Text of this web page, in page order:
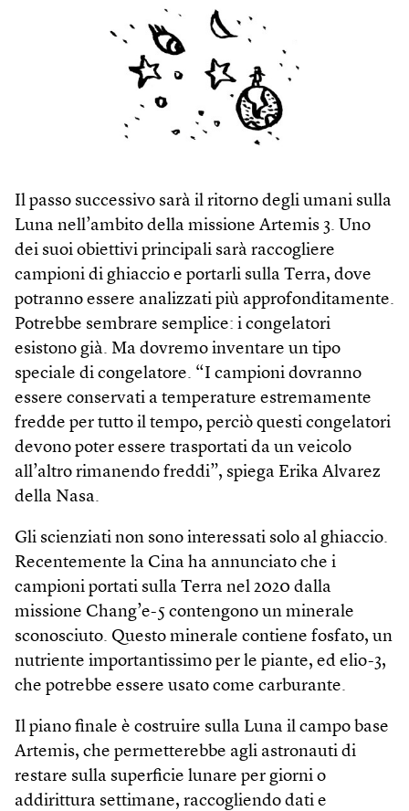
Il passo successivo sarà il ritorno degli umani sulla
Luna nell’ambito della missione Artemis 3. Uno
dei suoi obiettivi principali sarà raccogliere
campioni di ghiaccio e portarli sulla Terra, dove
potranno essere analizzati più approfonditamente.
Potrebbe sembrare semplice: i congelatori
esistono già. Ma dovremo inventare un tipo
speciale di congelatore. “I campioni dovranno
essere conservati a temperature estremamente
fredde per tutto il tempo, perciò questi congelatori
devono poter essere trasportati da un veicolo
all’altro rimanendo freddi”, spiega Erika Alvarez
della Nasa.
Gli scienziati non sono interessati solo al ghiaccio.
Recentemente la Cina ha annunciato che i
campioni portati sulla Terra nel 2020 dalla
missione Chang’e-5 contengono un minerale
sconosciuto. Questo minerale contiene fosfato, un
nutriente importantissimo per le piante, ed elio-3,
che potrebbe essere usato come carburante.
Il piano finale è costruire sulla Luna il campo base
Artemis, che permetterebbe agli astronauti di
restare sulla superficie lunare per giorni o
addirittura settimane, raccogliendo dati e